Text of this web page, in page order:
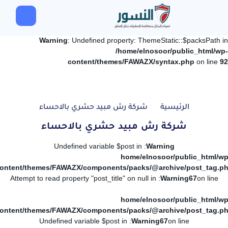
Warning: Undefined property: ThemeStatic::$packsPath in
/home/elnosoor/public_html/wp-
content/themes/FAWAZX/syntax.php on line 92
الرئيسية شركة رش مبيد حشري بالاحساء
شركة رش مبيد حشري بالاحساء
Warning
: Undefined variable $post in
/home/elnosoor/public_html/
themes/FAWAZX/components/packs/@archive/
on line
67
Warning
: Attempt to read property "post_title" on null in
/home/elnosoor/public_html/
themes/FAWAZX/components/packs/@archive/
on line
67
Warning
: Undefined variable $post in